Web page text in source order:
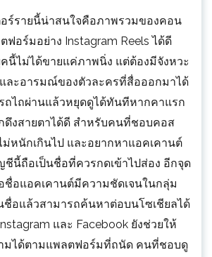
อร์รายนี้น่าสนใจคือภาพรวมของคอน
ฟอร์มอย่าง Instagram Reels ได้ดี
คนี้ไม่ได้ขายแค่ภาพนิ่ง แต่ต้องมีจังหวะ
ละอารมณ์ของตัวละครที่สื่อออกมาได้
ถไถผ่านแล้วหยุดดูได้ทันทีหากคาแรก
ดึงสายตาได้ดี สำหรับคนที่ชอบคอส
ม่หนักเกินไป และอยากหาแอคเคานต์
นี้ถือเป็นชื่อที่ควรกดเข้าไปส่อง อีกจุด
ชื่อแอคเคานต์มีความชัดเจนในกลุ่ม
ชื่อแล้วสามารถค้นหาต่อบนโซเชียลได้
และ Facebook ยังช่วยให้
มได้ตามแพลตฟอร์มที่ถนัด คนที่ชอบดู